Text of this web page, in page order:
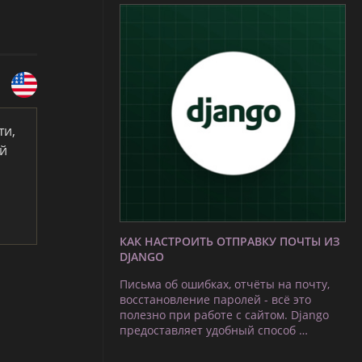
КАК НАСТРОИТЬ ОТПРАВКУ ПОЧТЫ ИЗ
DJANGO
Письма об ошибках, отчёты на почту,
восстановление паролей - всё это
полезно при работе с сайтом. Django
предоставляет удобный способ …